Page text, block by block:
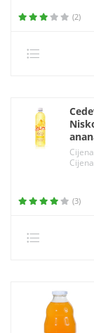
(2)
(3)